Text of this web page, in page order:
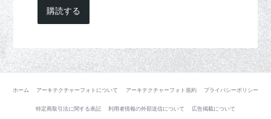
購読する
ホーム アーキテクチャーフォトについて アーキテクチャーフォト規約 プライバシーポリシー
特定商取引法に関する表記 利用者情報の外部送信について 広告掲載について